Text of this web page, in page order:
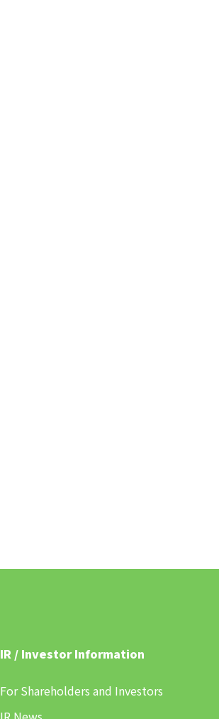
IR / Investor Information
For Shareholders and Investors